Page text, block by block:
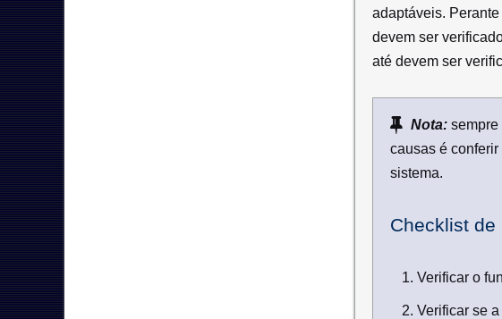
adaptáveis.
devem ser
até devem ser
Nota: sempre
causas é
sistema.
Checklist de
Verificar o
Verificar se